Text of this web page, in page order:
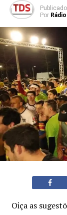
Publicado
Por
Oiça as